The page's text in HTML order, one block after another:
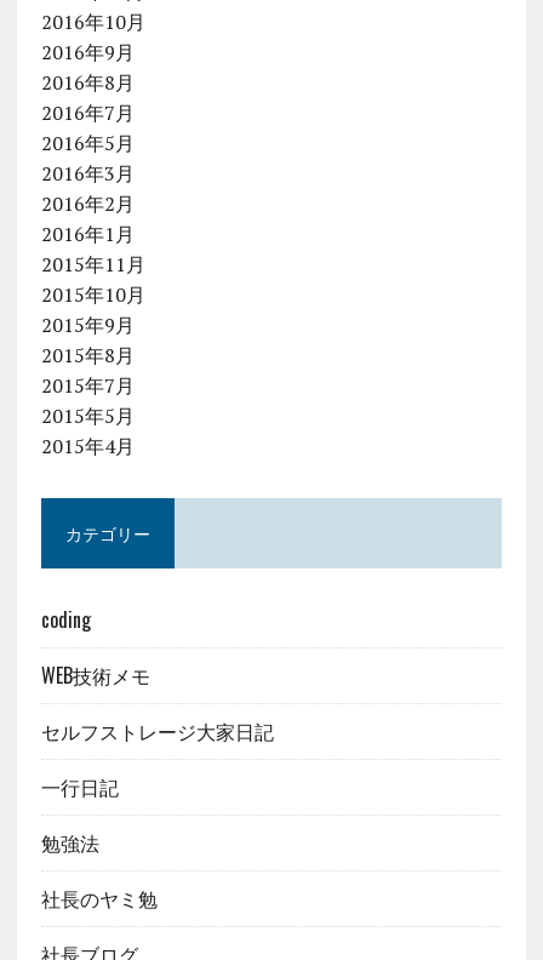
2016年10月
2016年9月
2016年8月
2016年7月
2016年5月
2016年3月
2016年2月
2016年1月
2015年11月
2015年10月
2015年9月
2015年8月
2015年7月
2015年5月
2015年4月
カテゴリー
coding
WEB技術メモ
セルフストレージ大家日記
一行日記
勉強法
社長のヤミ勉
社長ブログ